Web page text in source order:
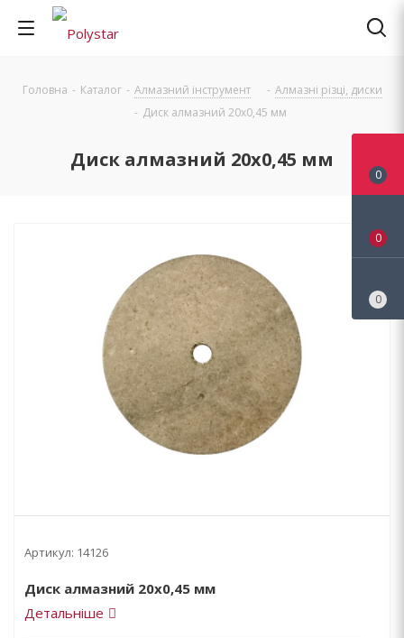
Головна - Каталог - Алмазний інструмент - Алмазні різці, диски
- Диск алмазний 20х0,45 мм
Диск алмазний 20х0,45 мм
Артикул: 14126
Диск алмазний 20х0,45 мм
Детальніше
0
0
0